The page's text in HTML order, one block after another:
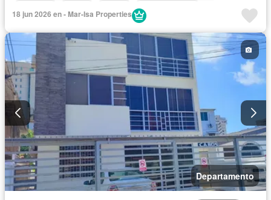
Cocina integral
Cocina equipada
Electricidad
Garita de guardianía
Internet Jacuzzi Patio
Conserje
Terraza
Vista panorámica Wifi Parcialmente amoblado
18 jun 2026 en - Mar-Isa Properties
Departamento